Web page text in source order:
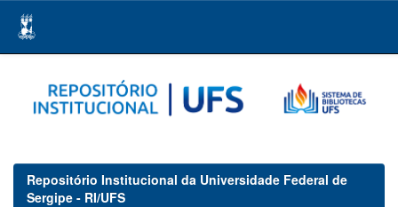
navigation
Repositório Institucional da Universidade Federal de
Sergipe - RI/UFS